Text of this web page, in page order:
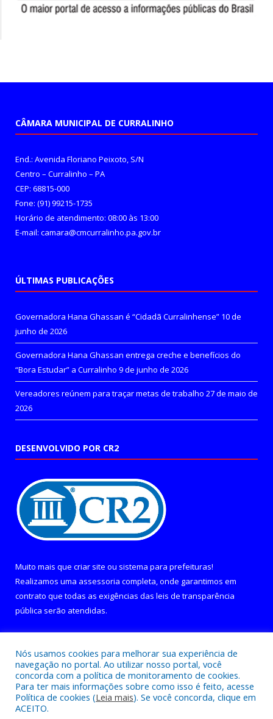
CÂMARA MUNICIPAL DE CURRALINHO
End.: Avenida Floriano Peixoto, S/N
Centro – Curralinho – PA
CEP: 68815-000
Fone: (91) 99215-1735
Horário de atendimento: 08:00 às 13:00
E-mail: camara@cmcurralinho.pa.gov.br
ÚLTIMAS PUBLICAÇÕES
Governadora Hana Ghassan é “Cidadã Curralinhense” 10 de
junho de 2026
Governadora Hana Ghassan entrega creche e benefícios do
“Bora Estudar” a Curralinho 9 de junho de 2026
Vereadores reúnem para traçar metas de trabalho 27 de maio de
2026
DESENVOLVIDO POR CR2
Muito mais que criar site ou sistema para prefeituras!
Realizamos uma assessoria completa, onde garantimos em
contrato que todas as exigências das leis de transparência
pública serão atendidas.
Todos os direitos reservados a Câmara Municipal de Curralinho.
Nós usamos cookies para melhorar sua experiência de
navegação no portal. Ao utilizar nosso portal, você
concorda com a política de monitoramento de cookies.
Para ter mais informações sobre como isso é feito, acesse
Política de cookies (Leia mais). Se você concorda, clique em
ACEITO.